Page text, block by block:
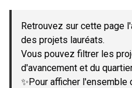
−
Retrouvez sur cette page
des projets lauréats.
Vous pouvez filtrer les
d'avancement et du
✨Pour afficher